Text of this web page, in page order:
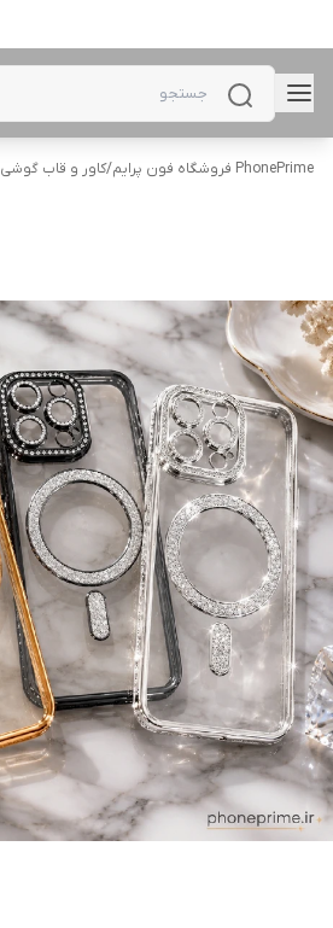
PhonePrime فروشگاه فون پرایم /کاور و قاب گوشی